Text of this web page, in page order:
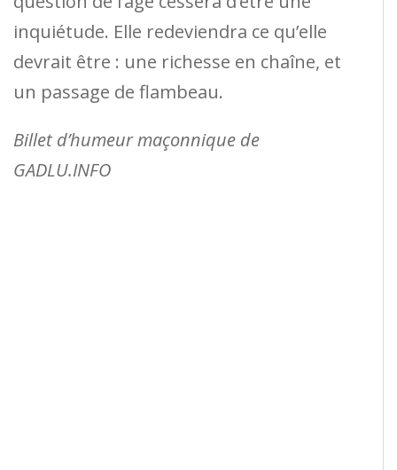
inquiétude. Elle redeviendra ce qu’elle
devrait être : une richesse en chaîne, et
un passage de flambeau.
Billet d’humeur maçonnique de
GADLU.INFO